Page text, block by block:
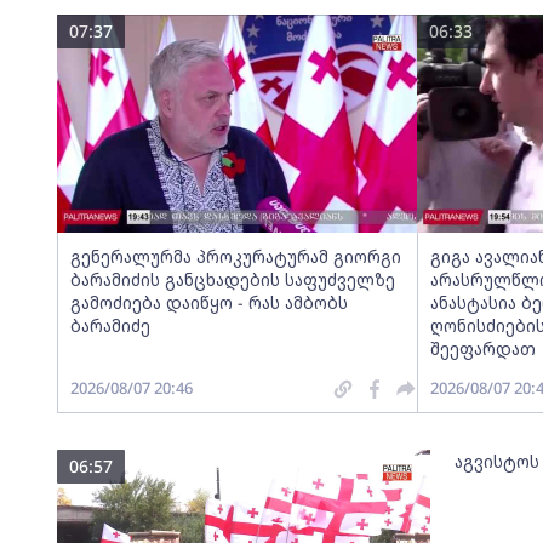
გენერალურმა პროკურატურამ გიორგი
ბარამიძის განცხადების საფუძველზე
გამოძიება დაიწყო - რას ამბობს
ბარამიძე
07:37
2026/08/07 20:46
გიგა
ანასტასია
შეეფარდათ
06:33
2026/08/07
06:57